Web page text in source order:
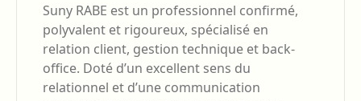
Suny RABE est un professionnel confirmé,
polyvalent et rigoureux, spécialisé en
relation client, gestion technique et back-
office. Doté d’un excellent sens du
relationnel et d’une communication